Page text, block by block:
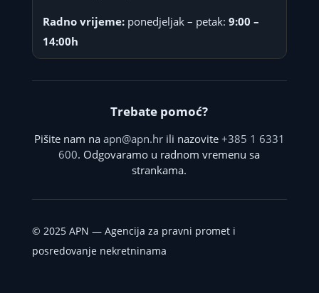
Radno vrijeme:ponedjeljak – petak: 9:00 –
14:00h
Trebate pomoć?
Pišite nam na apn@apn.hrili nazovite +385 1 6331
600. Odgovaramo u radnom vremenu sa
strankama.
© 2025APN — Agencija za pravni promet i
posredovanje nekretninama